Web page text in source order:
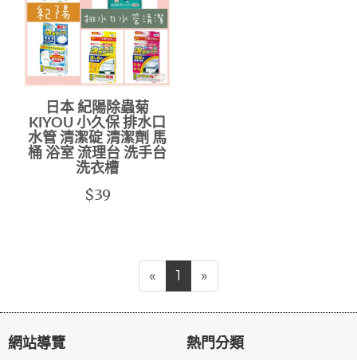
日本 紀陽除蟲菊
KIYOU 小久保 排水口
水管 清潔碇 清潔劑 馬
桶 浴室 流理台 洗手台
洗衣槽
$39
« 1 »
網站導覽 熱門分類